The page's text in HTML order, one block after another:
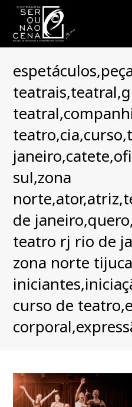
sul,zona
de
teatro rj rio de
zona norte
curso de